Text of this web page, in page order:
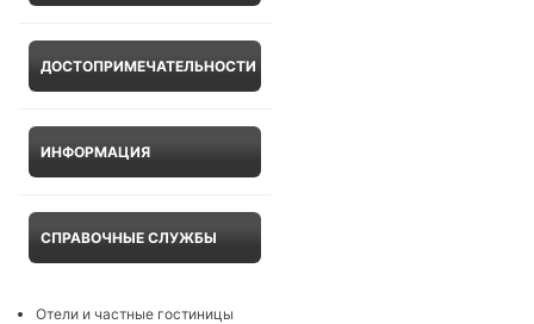
ДОСТОПРИМЕЧАТЕЛЬНОСТИ
ИНФОРМАЦИЯ
СПРАВОЧНЫЕ СЛУЖБЫ
Отели и частные гостиницы